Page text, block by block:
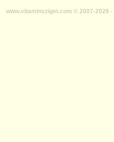
www.vitaminsziget.com © 2007-2026